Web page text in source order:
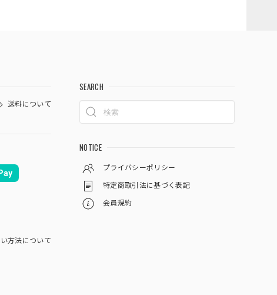
送料について
方法について
SEARCH
NOTICE
プライバシーポリシー
特定商取引法に基づく表記
会員規約